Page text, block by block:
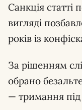
Санкція статті
вигляді
років із
За рішенням
обрано
— тримання